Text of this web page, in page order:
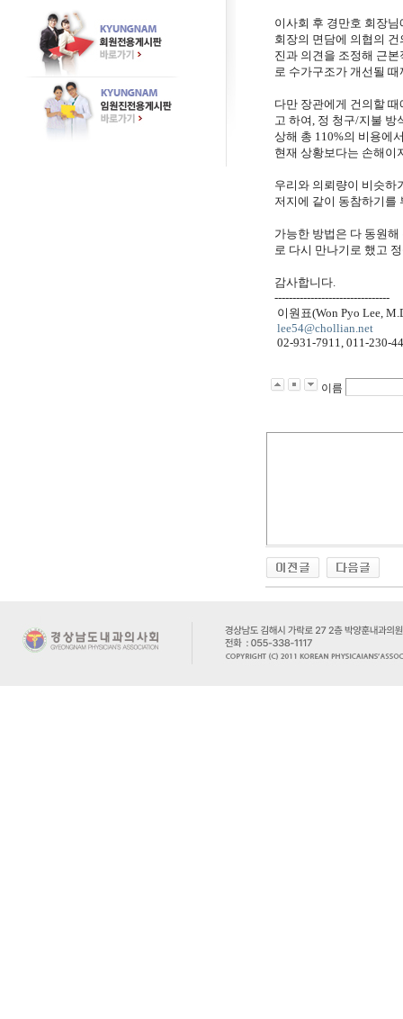
이사회 후 경만호 회장
회장의 면담에 의협의
진과 의견을 조정해 근
로 수가구조가 개선될
다만 장관에게 건의할 때
고 하여, 정 청구/지불 방
상해 총 110%의 비용에
현재 상황보다는 손해이
우리와 의뢰량이 비슷하
저지에 같이 동참하기를
가능한 방법은 다 동원
로 다시 만나기로 했고
감사합니다.
--------------------------------
이원표(Won Pyo Lee,
lee54@chollian.net
02-931-7911, 011-230-
이름